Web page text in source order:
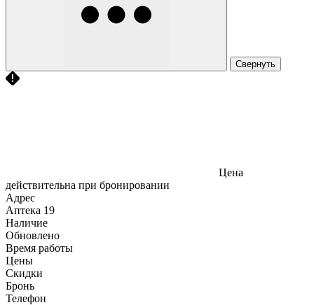
Свернуть
Цена
действительна при бронировании
Адрес
Аптека 19
Наличие
Обновлено
Время работы
Цены
Скидки
Бронь
Телефон